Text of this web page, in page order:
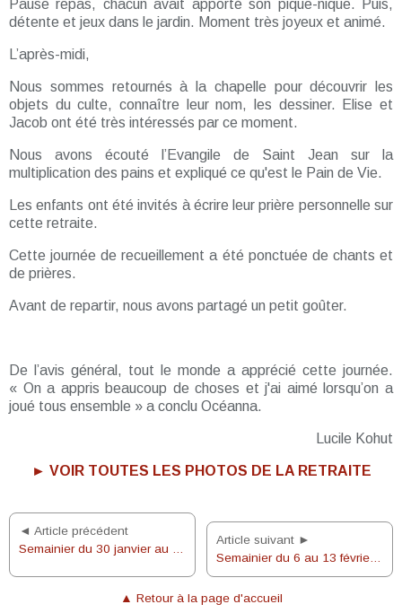
Pause repas, chacun avait apporté son pique-nique. Puis,
détente et jeux dans le jardin. Moment très joyeux et animé.
L’après-midi,
Nous sommes retournés à la chapelle pour découvrir les
objets du culte, connaître leur nom, les dessiner. Elise et
Jacob ont été très intéressés par ce moment.
Nous avons écouté l’Evangile de Saint Jean sur la
multiplication des pains et expliqué ce qu'est le Pain de Vie.
Les enfants ont été invités à écrire leur prière personnelle sur
cette retraite.
Cette journée de recueillement a été ponctuée de chants et
de prières.
Avant de repartir, nous avons partagé un petit goûter.
De l’avis général, tout le monde a apprécié cette journée.
« On a appris beaucoup de choses et j'ai aimé lorsqu’on a
joué tous ensemble » a conclu Océanna.
Lucile Kohut
► VOIR TOUTES LES PHOTOS DE LA RETRAITE
◄ Article précédent
Semainier du 30 janvier au 6 février 2022
Article suivant ►
Semainier du 6 au 13 février 2022
▲ Retour à la page d'accueil